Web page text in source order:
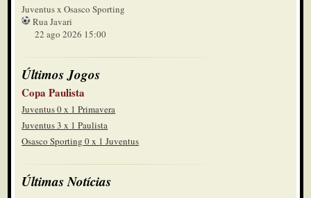
Juventus x Osasco Sporting
Rua Javari
22 ago 2026 15:00
Últimos Jogos
Copa Paulista
Juventus 0 x 1 Primavera
Juventus 3 x 1 Paulista
Osasco Sporting 0 x 1 Juventus
Últimas Notícias